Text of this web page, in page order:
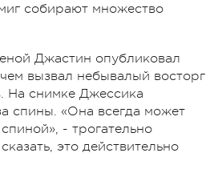
собирают множество
Джастин опубликовал
вызвал небывалый восторг
На снимке Джессика
спины. «Она всегда может
- трогательно
это действительно